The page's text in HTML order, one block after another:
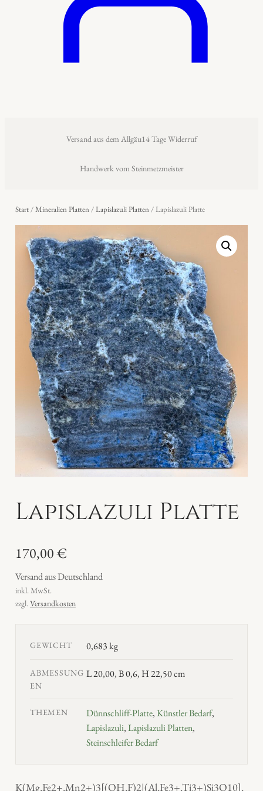
Versand aus dem Allgäu14 Tage Widerruf
Handwerk vom Steinmetzmeister
Start/Mineralien Platten/Lapislazuli Platten/ Lapislazuli Platte
Lapislazuli Platte
170,00€
Versand aus Deutschland
inkl. MwSt.
zzgl.Versandkosten
GEWICHT 0,683 kg
ABMESSUNG
EN
L 20,00, B 0,6, H 22,50 cm
THEMEN Dünnschliff-Platte,Künstler Bedarf,
Lapislazuli,Lapislazuli Platten,
Steinschleifer Bedarf
K(Mg,Fe2+,Mn2+)3[(OH,F)2|(Al,Fe3+,Ti3+)Si3O10],